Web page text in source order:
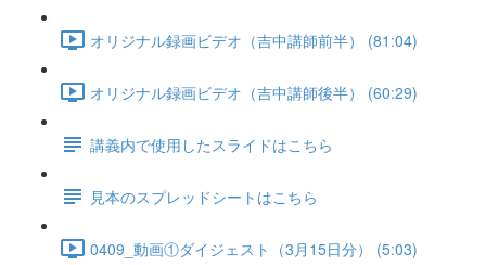
オリジナル録画ビデオ（吉中講師前半） (81:04)
オリジナル録画ビデオ（吉中講師後半） (60:29)
講義内で使用したスライドはこちら
見本のスプレッドシートはこちら
0409_動画①ダイジェスト（3月15日分） (5:03)